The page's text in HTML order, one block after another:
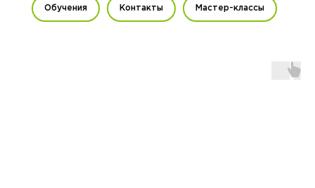
Обучения Контакты Мастер-классы